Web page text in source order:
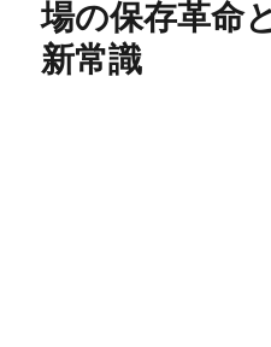
場の保存革命
新常識